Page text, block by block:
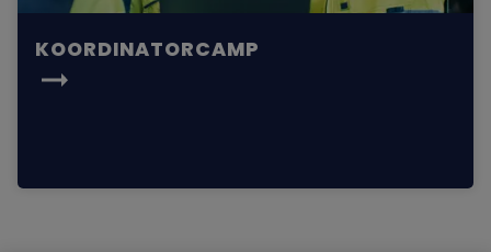
KOORDINATORCAMP